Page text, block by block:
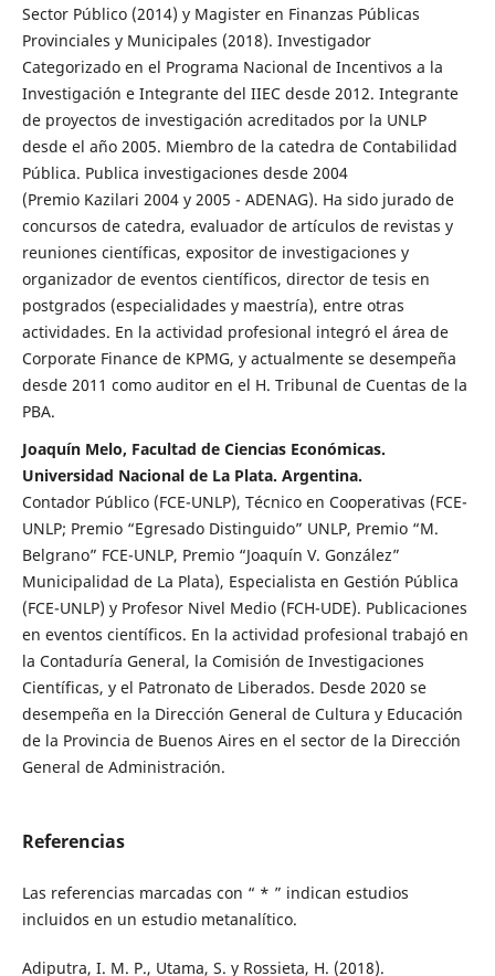
Sector Público (2014) y Magister en Finanzas Públicas
Provinciales y Municipales (2018). Investigador
Categorizado en el Programa Nacional de Incentivos a la
Investigación e Integrante del IIEC desde 2012. Integrante
de proyectos de investigación acreditados por la UNLP
desde el año 2005. Miembro de la catedra de Contabilidad
Pública. Publica investigaciones desde 2004
(Premio Kazilari 2004 y 2005 - ADENAG). Ha sido jurado de
concursos de catedra, evaluador de artículos de revistas y
reuniones científicas, expositor de investigaciones y
organizador de eventos científicos, director de tesis en
postgrados (especialidades y maestría), entre otras
actividades. En la actividad profesional integró el área de
Corporate Finance de KPMG, y actualmente se desempeña
desde 2011 como auditor en el H. Tribunal de Cuentas de la
PBA.
Joaquín Melo, Facultad de Ciencias Económicas.
Universidad Nacional de La Plata. Argentina.
Contador Público (FCE-UNLP), Técnico en Cooperativas (FCE-
UNLP; Premio “Egresado Distinguido” UNLP, Premio “M.
Belgrano” FCE-UNLP, Premio “Joaquín V. González”
Municipalidad de La Plata), Especialista en Gestión Pública
(FCE-UNLP) y Profesor Nivel Medio (FCH-UDE). Publicaciones
en eventos científicos. En la actividad profesional trabajó en
la Contaduría General, la Comisión de Investigaciones
Científicas, y el Patronato de Liberados. Desde 2020 se
desempeña en la Dirección General de Cultura y Educación
de la Provincia de Buenos Aires en el sector de la Dirección
General de Administración.
Referencias
Las referencias marcadas con “ * ” indican estudios
incluidos en un estudio metanalítico.
Adiputra, I. M. P., Utama, S. y Rossieta, H. (2018).